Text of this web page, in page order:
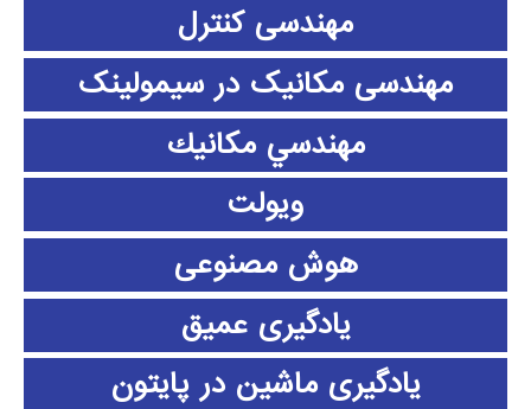
مهندسی کنترل
مهندسی مکانیک در سیمولینک
مهندسي مكانيك
ویولت
هوش مصنوعی
یادگیری عمیق
یادگیری ماشین در پایتون